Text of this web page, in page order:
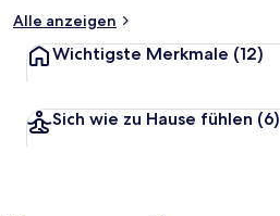
Alle anzeigen
Wichtigste Merkmale (12)
Sich wie zu Hause fühlen (6)